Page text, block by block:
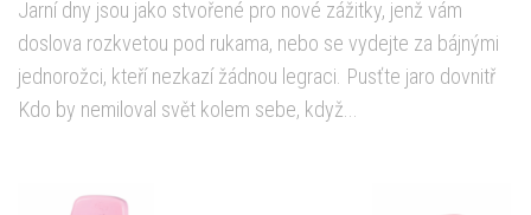
Jarní dny jsou jako stvořené pro nové zážitky, jenž vám
doslova rozkvetou pod rukama, nebo se vydejte za bájnými
jednorožci, kteří nezkazí žádnou legraci. Pusťte jaro dovnitř
Kdo by nemiloval svět kolem sebe, když...